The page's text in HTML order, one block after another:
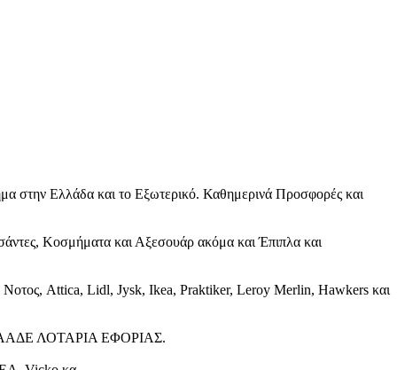
στην Ελλάδα και το Εξωτερικό. Καθημερινά Προσφορές και
Κοσμήματα και Αξεσουάρ ακόμα και Έπιπλα και
Attica, Lidl, Jysk, Ikea, Praktiker, Leroy Merlin, Hawkers και
ΑΑΔΕ ΛΟΤΑΡΙΑ ΕΦΟΡΙΑΣ.